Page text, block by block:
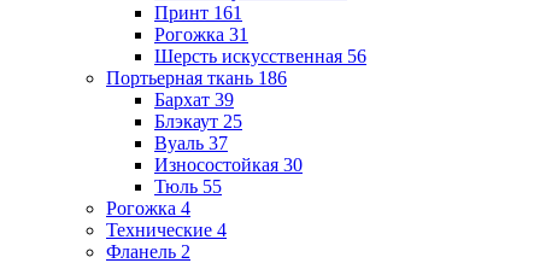
Принт 161
Рогожка 31
Шерсть искусственная 56
Портьерная ткань 186
Бархат 39
Блэкаут 25
Вуаль 37
Износостойкая 30
Тюль 55
Рогожка 4
Технические 4
Фланель 2